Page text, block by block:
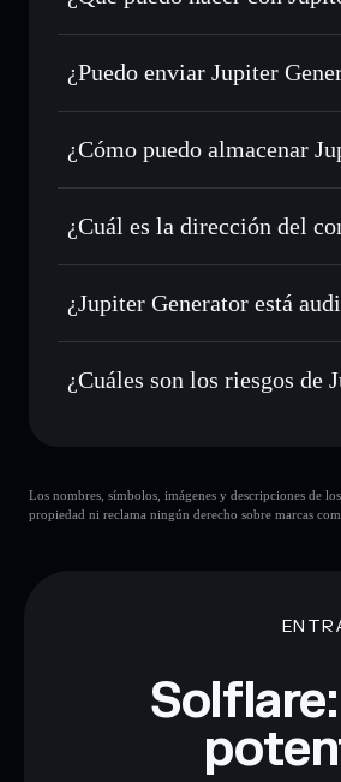
Jupiter Generator
Intercambiar al instante :
Utilizar DCA: promedio de
Enviar de forma privada:
privacidad integrado de Solflare
Holdear de forma segura:
¿Puedo enviar Jupiter
¿Cómo puedo almacenar
¿Cuál es la dirección del
Solflare
¿Jupiter Generator está
Jupiter Generator no está
¿Cuáles son los riesgos de
Los nombres, símbolos, imágenes y descripciones de
propiedad ni reclama ningún derecho sobre marcas